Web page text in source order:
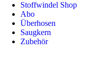
Stoffwindel Shop
Abo
Überhosen
Saugkern
Zubehör